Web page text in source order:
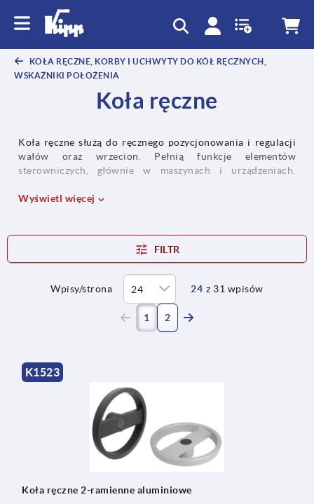
KOŁA RĘCZNE, KORBY I UCHWYTY DO KÓŁ RĘCZNYCH,
WSKAŹNIKI POŁOŻENIA
Koła ręczne
Koła ręczne służą do ręcznego pozycjonowania i regulacji
wałów oraz wrzecion. Pełnią funkcje elementów
sterowniczych, głównie w maszynach i urządzeniach.
w armaturach i obrabiarkach:
Wyświetl więcej
FILTR
Wpisy/strona 24 z 31 wpisów
1 (current)
2
K1523
Koła ręczne 2-ramienne aluminiowe